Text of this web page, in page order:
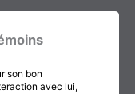
son bon
avec lui,